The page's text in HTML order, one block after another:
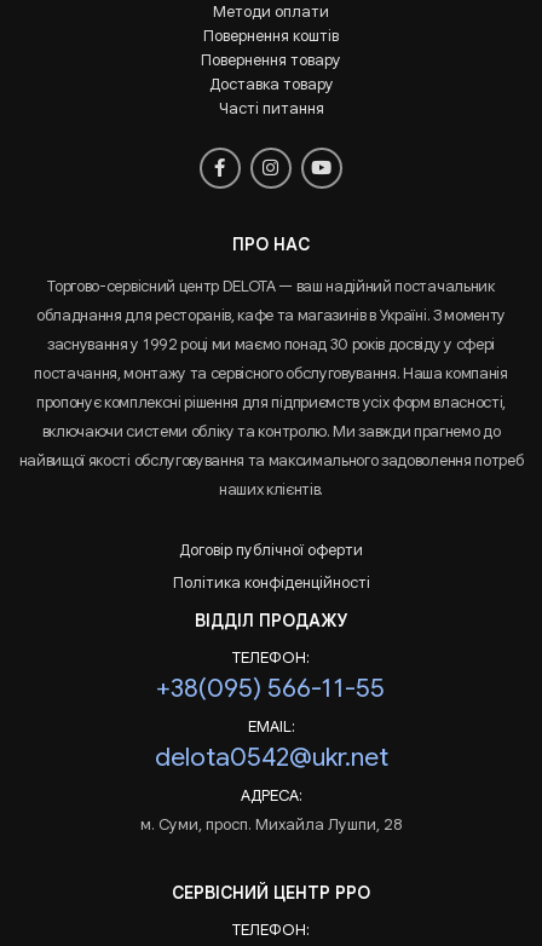
Методи оплати
Повернення коштів
Повернення товару
Доставка товару
Часті питання
ПРО НАС
Торгово-сервісний центр DELOTA — ваш надійний постачальник
обладнання для ресторанів, кафе та магазинів в Україні. З моменту
заснування у 1992 році ми маємо понад 30 років досвіду у сфері
постачання, монтажу та сервісного обслуговування. Наша компанія
пропонує комплексні рішення для підприємств усіх форм власності,
включаючи системи обліку та контролю. Ми завжди прагнемо до
найвищої якості обслуговування та максимального задоволення потреб
наших клієнтів.
Договір публічної оферти
Політика конфіденційності
ВІДДІЛ ПРОДАЖУ
ТЕЛЕФОН:
+38(095) 566-11-55
EMAIL:
delota0542@ukr.net
АДРЕСА:
м. Суми, просп. Михайла Лушпи, 28
СЕРВІСНИЙ ЦЕНТР РРО
ТЕЛЕФОН: